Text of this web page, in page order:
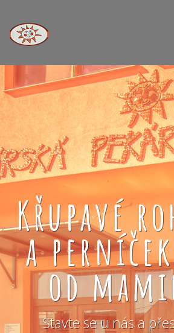
Křupavé
a
od
Stavte se u nás a